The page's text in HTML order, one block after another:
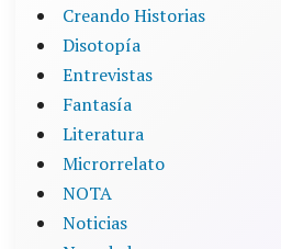
Creando Historias
Disotopía
Entrevistas
Fantasía
Literatura
Microrrelato
NOTA
Noticias